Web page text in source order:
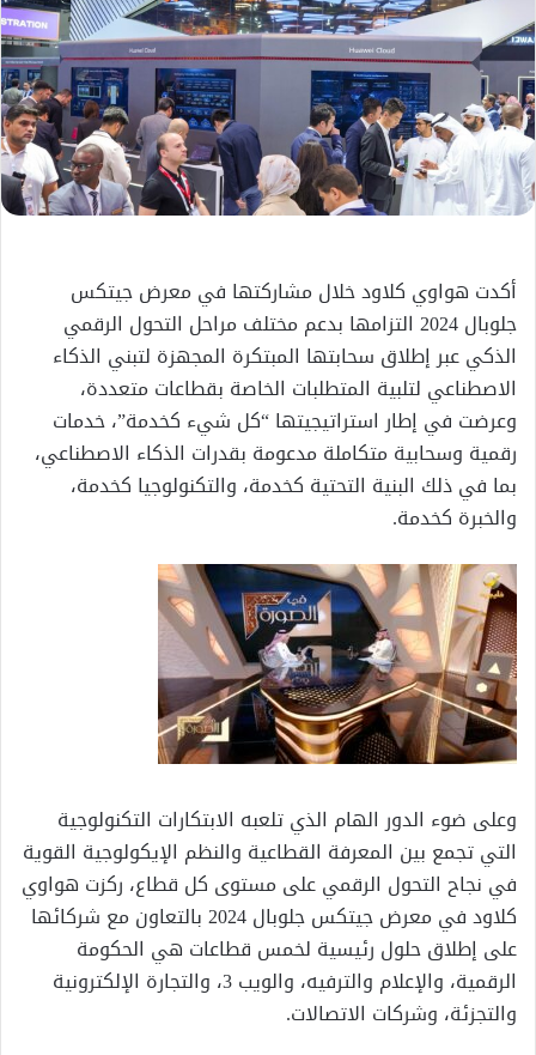
أكدت هواوي كلاود خلال مشاركتها في معرض جيتكس
جلوبال 2024 التزامها بدعم مختلف مراحل التحول الرقمي
الذكي عبر إطلاق سحابتها المبتكرة المجهزة لتبني الذكاء
الاصطناعي لتلبية المتطلبات الخاصة بقطاعات متعددة،
وعرضت في إطار استراتيجيتها “كل شيء كخدمة”، خدمات
رقمية وسحابية متكاملة مدعومة بقدرات الذكاء الاصطناعي،
بما في ذلك البنية التحتية كخدمة، والتكنولوجيا كخدمة،
والخبرة كخدمة.
وعلى ضوء الدور الهام الذي تلعبه الابتكارات التكنولوجية
التي تجمع بين المعرفة القطاعية والنظم الإيكولوجية القوية
في نجاح التحول الرقمي على مستوى كل قطاع، ركزت هواوي
كلاود في معرض جيتكس جلوبال 2024 بالتعاون مع شركائها
على إطلاق حلول رئيسية لخمس قطاعات هي الحكومة
الرقمية، والإعلام والترفيه، والويب 3، والتجارة الإلكترونية
والتجزئة، وشركات الاتصالات.